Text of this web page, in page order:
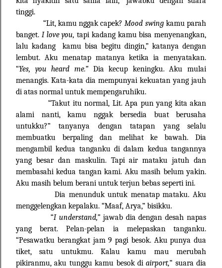
tinggi.
“Lit, kamu nggak capek?Mood swing kamu parah
banget. I love you, tapi kadang kamu bisa menyenangkan,
lalu kadang kamu bisa begitu dingin,” katanya dengan
lembut. Aku menatap matanya ketika ia menyatakan.
“Yes, you heard me.” Dia kecup keningku. Aku mulai
menangis. Kata-kata dia mempunyai kekuatan yang jauh
di atas normal untuk mempengaruhiku.
“Takut itu normal, Lit. Apa pun yang kita akan
alami nanti, kamu nggak bersedia buat berusaha
untukku?” tanyanya dengan tatapan yang selalu
membuatku berpaling dan melihat ke bawah. Dia
mengambil kedua tanganku di dalam kedua tangannya
yang besar dan maskulin. Tapi air mataku jatuh dan
membasahi kedua tangan kami. Aku masih belum yakin.
Aku masih belum berani untuk terjun bebas seperti ini.
Dia menunduk untuk menatap mataku. Aku
menggelengkan kepalaku. “Maaf, Arya,” bisikku.
“I understand,” jawab dia dengan desah napas
yang berat. Pelan-pelan ia melepaskan tanganku.
“Pesawatku berangkat jam 9 pagi besok. Aku punya dua
tiket, satu untukmu. Kalau kamu mau merubah
pikiranmu, aku tunggu kamu besok diairport,” suara dia